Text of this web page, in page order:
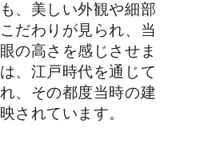
、美しい外観や細部
だわりが見られ、当
の高さを感じさせま
、江戸時代を通じて
、その都度当時の建
されています。